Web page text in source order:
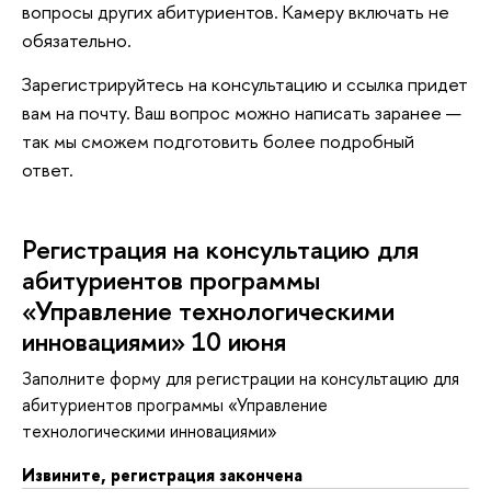
опросы других абитуриентов. Камеру включать не
обязательно.
Зарегистрируйтесь на консультацию и ссылка придет
ам на почту. Ваш вопрос можно написать заранее —
так мы сможем подготовить более подробный
ответ.
Регистрация на консультацию для
абитуриентов программы
«Управление технологическими
инновациями» 10 июня
Заполните форму для регистрации на консультацию для
абитуриентов программы «Управление
технологическими инновациями»
Извините, регистрация закончена